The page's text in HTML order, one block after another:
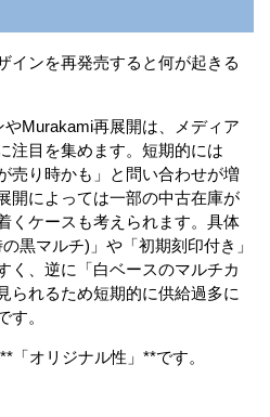
インを再発売すると何が起きる
Murakami再展開は、メディア
注目を集めます。短期的には
売り時かも」と問い合わせが増
開によっては一部の中古在庫が
くケースも考えられます。具体
黒マルチ)」や「初期刻印付き」
く、逆に「白ベースのマルチカ
られるため短期的に供給過多に
す。
「オリジナル性」**です。